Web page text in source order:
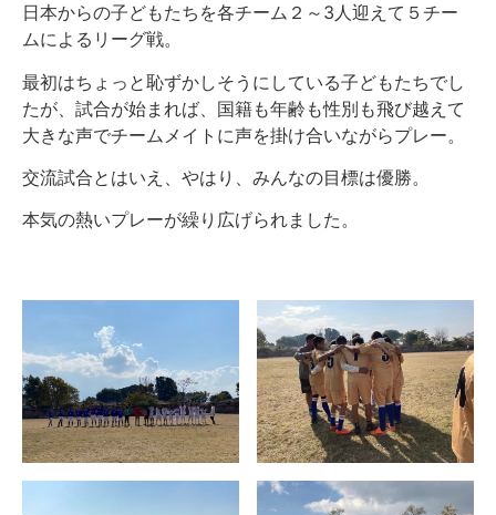
日本からの子どもたちを各チーム２～3人迎えて５チー
ムによるリーグ戦。
最初はちょっと恥ずかしそうにしている子どもたちでし
たが、試合が始まれば、国籍も年齢も性別も飛び越えて
大きな声でチームメイトに声を掛け合いながらプレー。
交流試合とはいえ、やはり、みんなの目標は優勝。
本気の熱いプレーが繰り広げられました。